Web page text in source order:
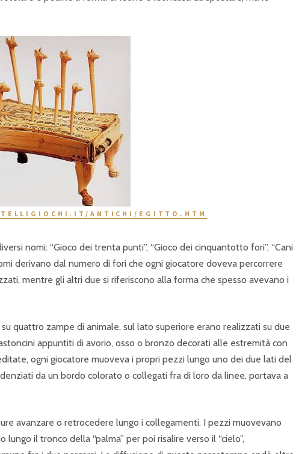
ANTICHI/EGITTO.HTM
nomi: “Gioco dei trenta punti”, “Gioco dei cinquantotto fori”, “Cani
derivano dal numero di fori che ogni giocatore doveva percorrere
mentre gli altri due si riferiscono alla forma che spesso avevano i
quattro zampe di animale, sul lato superiore erano realizzati su due
appuntiti di avorio, osso o bronzo decorati alle estremità con
ogni giocatore muoveva i propri pezzi lungo uno dei due lati del
da un bordo colorato o collegati fra di loro da linee, portava a
avanzare o retrocedere lungo i collegamenti. I pezzi muovevano
il tronco della “palma” per poi risalire verso il “cielo”,